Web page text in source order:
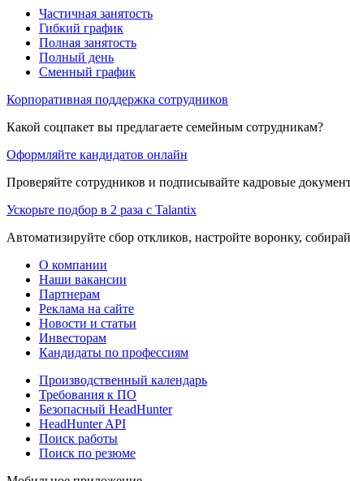
Частичная занятость
Гибкий график
Полная занятость
Полный день
Сменный график
Корпоративная поддержка сотрудников
Какой соцпакет вы предлагаете семейным сотрудникам?
Оформляйте кандидатов онлайн
Проверяйте сотрудников и подписывайте кадровые
Ускорьте подбор в 2 раза с Talantix
Автоматизируйте сбор откликов, настройте воронку,
О компании
Наши вакансии
Партнерам
Реклама на сайте
Новости и статьи
Инвесторам
Кандидаты по профессиям
Производственный календарь
Требования к ПО
Безопасный HeadHunter
HeadHunter API
Поиск работы
Поиск по резюме